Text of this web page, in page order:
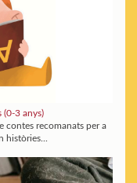
(0-3 anys)
contes recomanats per a
històries...